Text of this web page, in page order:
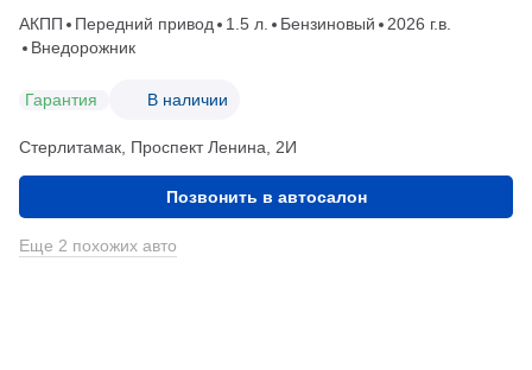
АКПП Передний привод 1.5 л. Бензиновый
2026 г.в.
Внедорожник
Гарантия В наличии
Стерлитамак, Проспект Ленина, 2И
Позвонить в автосалон
Еще 2 похожих авто